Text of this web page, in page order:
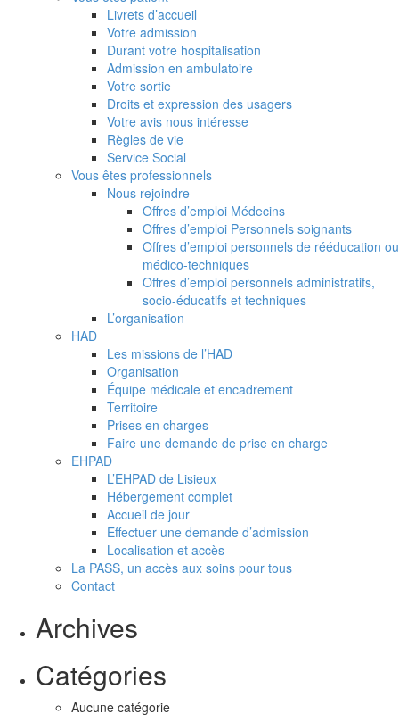
Livrets d’accueil
Votre admission
Durant votre hospitalisation
Admission en ambulatoire
Votre sortie
Droits et expression des usagers
Votre avis nous intéresse
Règles de vie
Service Social
Vous êtes professionnels
Nous rejoindre
Offres d’emploi Médecins
Offres d’emploi Personnels soignants
Offres d’emploi personnels de rééducation ou
médico-techniques
Offres d’emploi personnels administratifs,
socio-éducatifs et techniques
L’organisation
HAD
Les missions de l’HAD
Organisation
Équipe médicale et encadrement
Territoire
Prises en charges
Faire une demande de prise en charge
EHPAD
L’EHPAD de Lisieux
Hébergement complet
Accueil de jour
Effectuer une demande d’admission
Localisation et accès
La PASS, un accès aux soins pour tous
Contact
Archives
Catégories
Aucune catégorie